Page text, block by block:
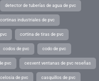
detector de tuberías de agua de pvc
cortinas industriales de pvc
cortina de tiras de pvc
codos de pvc codo de pvc
pvc cesvent ventanas de pvc reseñas
celosia de pvc casquillos de pvc